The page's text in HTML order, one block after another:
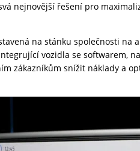
nejnovější řešení pro
na stánku společnosti na
vozidla se softwarem,
zákazníkům snížit náklady a